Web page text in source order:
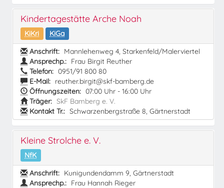
Kindertagestätte Arche Noah
KiKri
KiGa
Anschrift: Mannlehenweg 4, Starkenfeld/Malerviertel
Ansprechp.: Frau Birgit Reuther
Telefon: 0951/91 800 80
E-Mail: reuther.birgit@skf-bamberg.de
Öffnungszeiten: 07:00 Uhr - 16:00 Uhr
Träger: SkF Bamberg e. V.
Kontakt Tr.: Schwarzenbergstraße 8, Gärtnerstadt
Kleine Strolche e. V.
NfK
Anschrift: Kunigundendamm 9, Gärtnerstadt
Ansprechp.: Frau Hannah Rieger